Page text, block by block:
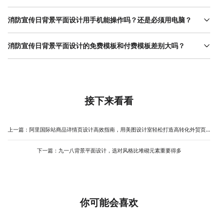
模板的“普通”与否，取决于你怎么用它。真正好的消防宣传日背景平
面设计模板提供的是一个经过验证的版式框架——配色、构图、字
支持文字、图片的完全替换，换完之后那就是你的设计。与其从空
消防宣传日背景平面设计用手机能操作吗？还是必须用电脑？
美图设计室的消防宣传日背景平面设计模板在手机和电脑上都能直
接编辑。不需要安装任何设计软件，打开网页就能改文字、换图
消防宣传日背景平面设计的免费模板和付费模板差别大吗？
差别主要体现在素材丰富度和风格选择上。美图设计室的消防宣传
平手绘风全国消防宣传日节日海报在风格多样性和素材精细度上会
更丰富一些。具体选哪个，看你的使用场景和预算——社区张贴、
接下来看看
上一篇： 阿里国际站商品详情页设计高效指南，用美图设计室轻松打造高转化外贸页面
下一篇： 九一八背景平面设计，选对风格比堆砌元素重要得多
你可能会喜欢